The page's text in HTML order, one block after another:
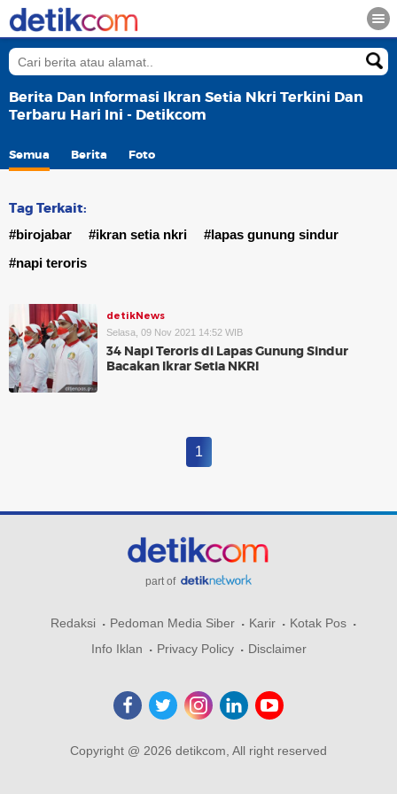
Berita Dan Informasi Ikran Setia Nkri Terkini Dan
Terbaru Hari Ini - Detikcom
Semua Berita Foto
Tag Terkait:
#birojabar #ikran setia nkri
#lapas gunung sindur
#napi teroris
detikNews
Selasa, 09 Nov 2021 14:52 WIB
34 Napi Teroris di Lapas Gunung Sindur
Bacakan Ikrar Setia NKRI
1
part of
Redaksi Pedoman Media Siber Karir
Kotak Pos
Info Iklan
Privacy Policy Disclaimer
Copyright @ 2026 detikcom, All right reserved